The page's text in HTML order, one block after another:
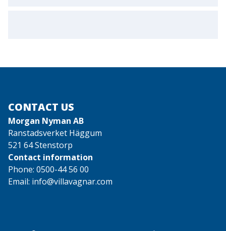
CONTACT US
Morgan Nyman AB
Ranstadsverket Häggum
521 64 Stenstorp
Contact information
Phone: 0500-44 56 00
Email: info@villavagnar.com